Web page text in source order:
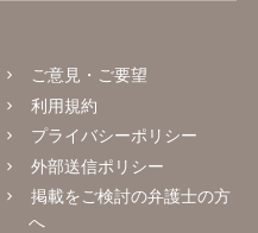
ご意見・ご要望
利用規約
プライバシーポリシー
外部送信ポリシー
掲載をご検討の弁護士の方
へ